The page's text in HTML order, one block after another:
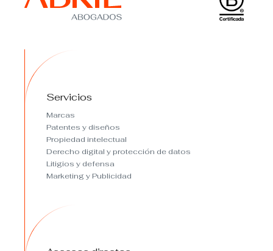
Servicios
Marcas
Patentes y diseños
Propiedad intelectual
Derecho digital y protección de datos
Litigios y defensa
Marketing y Publicidad